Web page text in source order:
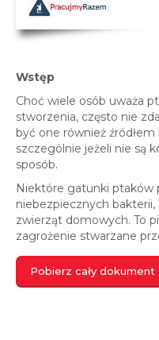
Wstęp
Choć wiele osób uważa
stworzenia, często nie
być one również
szczególnie jeżeli nie są
sposób.
Niektóre gatunki ptaków
niebezpiecznych
zwierząt domowych. To
zagrożenie stwarzane
Pobierz cały dokument